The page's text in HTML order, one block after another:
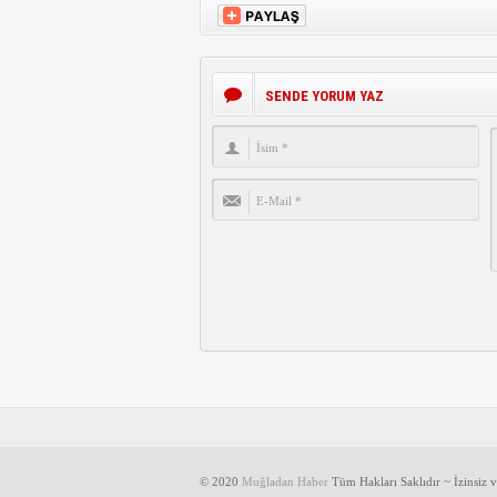
SENDE YORUM YAZ
© 2020 Muğladan HaberTüm Hakları Saklıdır ~ İzinsiz